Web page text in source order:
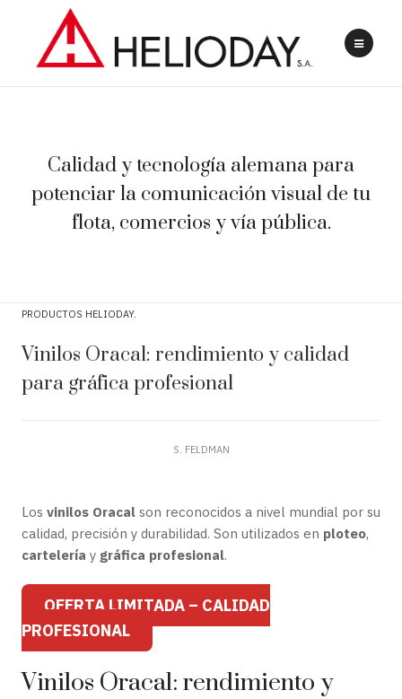
Calidad y tecnología alemana para
potenciar la comunicación visual de tu
flota, comercios y vía pública.
PRODUCTOS HELIODAY
Vinilos Oracal: rendimiento y calidad
para gráfica profesional
S. FELDMAN
Los vinilos Oracal son reconocidos a nivel mundial por su
calidad, precisión y durabilidad. Son utilizados en ploteo,
cartelería y gráfica profesional.
OFERTA LIMITADA – CALIDAD
PROFESIONAL
Vinilos Oracal: rendimiento y